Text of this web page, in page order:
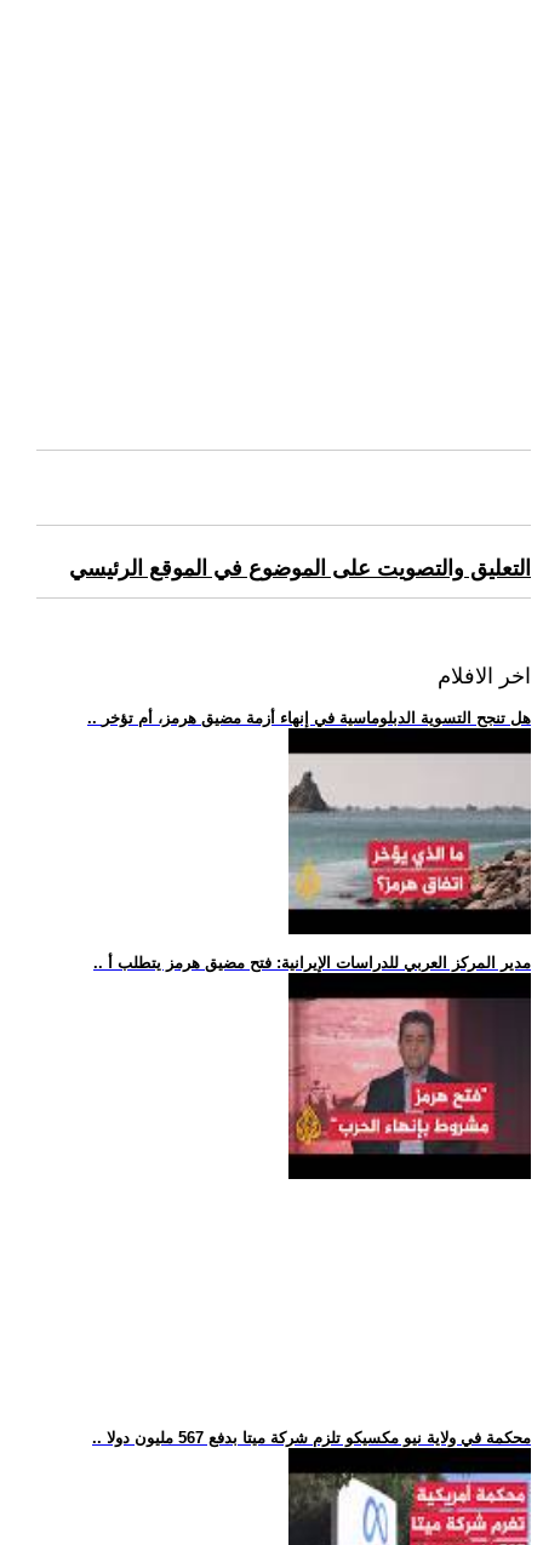
التعليق والتصويت على الموضوع في الموقع الرئيسي
اخر الافلام
.. هل تنجح التسوية الدبلوماسية في إنهاء أزمة مضيق هرمز، أم تؤخر
.. مدير المركز العربي للدراسات الإيرانية: فتح مضيق هرمز يتطلب أ
.. محكمة في ولاية نيو مكسيكو تلزم شركة ميتا بدفع 567 مليون دولا